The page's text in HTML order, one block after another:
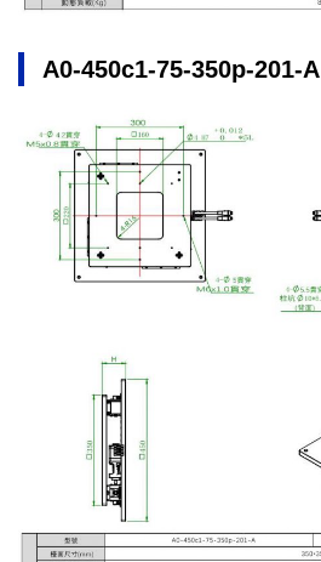
A0-450c1-75-350p-201-A